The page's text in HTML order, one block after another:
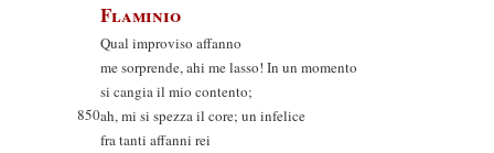
Flaminio
Qual improviso affanno
me sorprende, ahi me lasso! In un momento
si cangia il mio contento;
850ah, mi si spezza il core; un infelice
fra tanti affanni rei